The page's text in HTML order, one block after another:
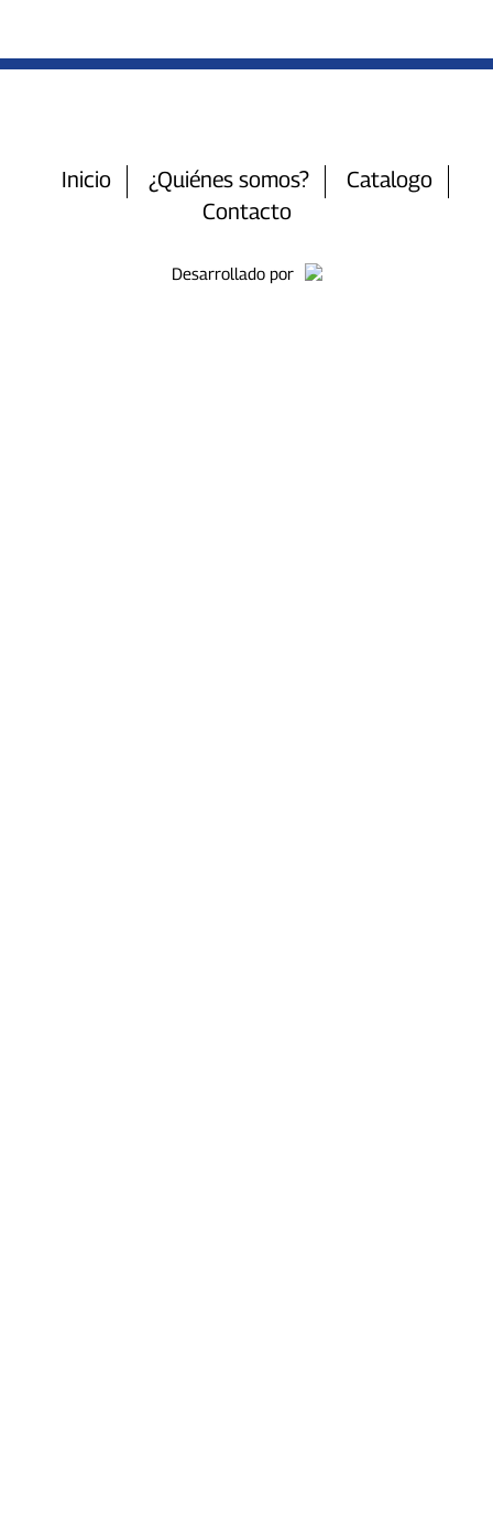
Inicio ¿Quiénes somos?
Catalogo
Contacto
Desarrollado por